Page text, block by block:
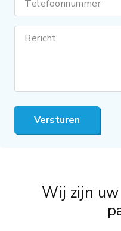
Telefoonnummer
Bericht
Versturen
Wij zijn uw